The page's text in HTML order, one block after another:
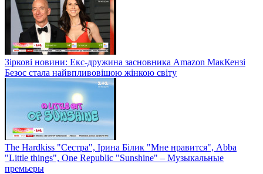
Зіркові новини: Екс-дружина засновника Amazon МакКензі
Безос стала найвпливовішою жінкою світу
The Hardkiss "Сестра", Ірина Білик "Мне нравится", Abba
"Little things", One Republic "Sunshine" – Музыкальные
премьеры